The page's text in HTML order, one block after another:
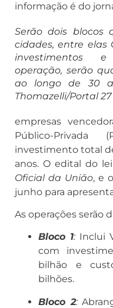
informação é do
Serão dois blocos
cidades, entre elas
investimentos
operação, serão
ao longo de 30
Thomazelli/Portal 27
empresas
Público-
investimento total
anos. O edital do
Oficial da União, e
junho para
As operações serão
Bloco 1: Inclui
com
bilhão e
bilhões.
Bloco 2: